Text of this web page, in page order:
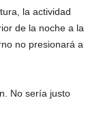
la actividad
de la noche a la
no presionará a
No sería justo